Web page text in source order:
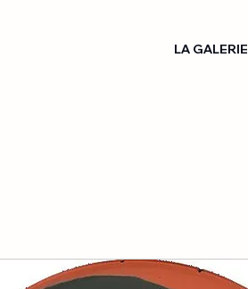
LA GALERIE